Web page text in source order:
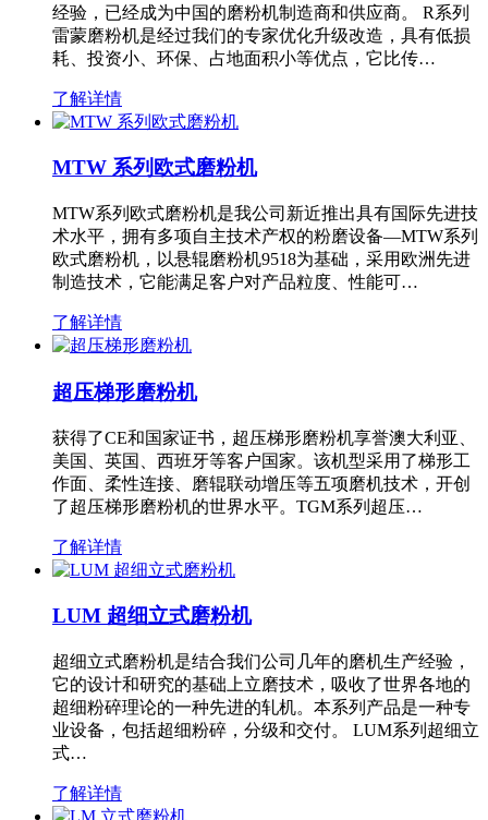
经验，已经成为中国的磨粉机制造商和供应商。 R系列
雷蒙磨粉机是经过我们的专家优化升级改造，具有低损
耗、投资小、环保、占地面积小等优点，它比传…
了解详情
MTW 系列欧式磨粉机
MTW系列欧式磨粉机是我公司新近推出具有国际先进技
术水平，拥有多项自主技术产权的粉磨设备—MTW系列
欧式磨粉机，以悬辊磨粉机9518为基础，采用欧洲先进
制造技术，它能满足客户对产品粒度、性能可…
了解详情
超压梯形磨粉机
获得了CE和国家证书，超压梯形磨粉机享誉澳大利亚、
美国、英国、西班牙等客户国家。该机型采用了梯形工
作面、柔性连接、磨辊联动增压等五项磨机技术，开创
了超压梯形磨粉机的世界水平。TGM系列超压…
了解详情
LUM 超细立式磨粉机
超细立式磨粉机是结合我们公司几年的磨机生产经验，
它的设计和研究的基础上立磨技术，吸收了世界各地的
超细粉碎理论的一种先进的轧机。本系列产品是一种专
业设备，包括超细粉碎，分级和交付。 LUM系列超细立
式…
了解详情